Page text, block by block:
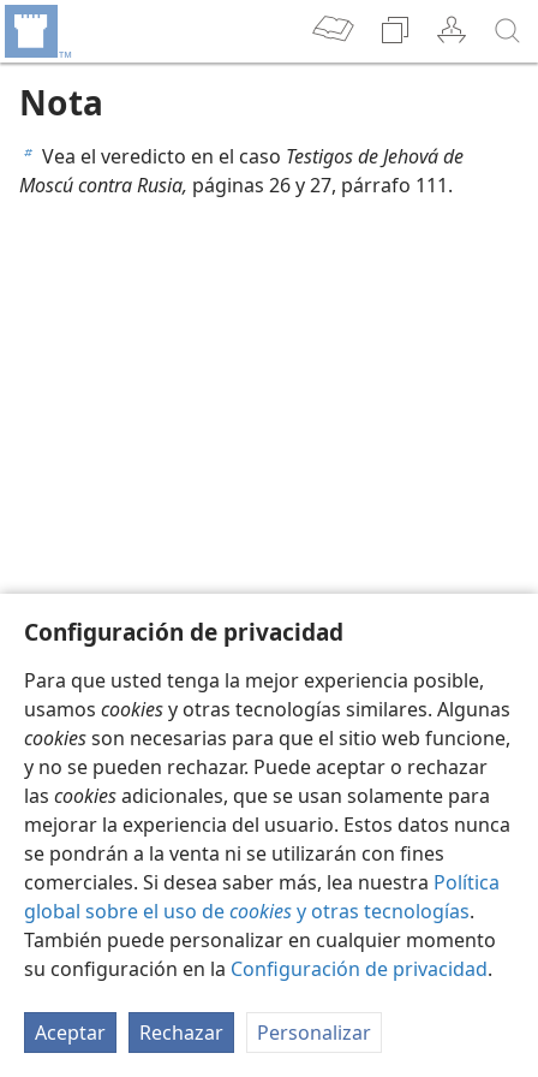
Configuración de privacidad
Para que usted tenga la mejor experiencia posible,
usamos cookiesy otras tecnologías similares. Algunas
cookiesson necesarias para que el sitio web funcione,
y no se pueden rechazar. Puede aceptar o rechazar
las cookiesadicionales, que se usan solamente para
mejorar la experiencia del usuario. Estos datos nunca
se pondrán a la venta ni se utilizarán con fines
comerciales. Si desea saber más, lea nuestra Política
global sobre el uso decookiesy otras tecnologías.
También puede personalizar en cualquier momento
su configuración en la Configuración de privacidad.
Aceptar Rechazar Personalizar
Nota
b Vea el veredicto en el caso Testigos de Jehová de
Moscú contra Rusia, páginas 26 y 27, párrafo 111.
Español Configuración
Copyright© 2026 Watch Tower Bible and Tract Society of Pennsylvania
Condiciones de uso
Política de privacidad
Configuración de privacidad
JW.ORG Iniciar sesión